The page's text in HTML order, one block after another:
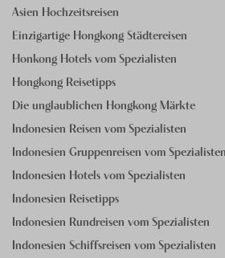
Asien Hochzeitsreisen
Einzigartige Hongkong Städtereisen
Honkong Hotels vom Spezialisten
Hongkong Reisetipps
Die unglaublichen Hongkong Märkte
Indonesien Reisen vom Spezialisten
Indonesien Gruppenreisen vom Spezialisten
Indonesien Hotels vom Spezialisten
Indonesien Reisetipps
Indonesien Rundreisen vom Spezialisten
Indonesien Schiffsreisen vom Spezialisten